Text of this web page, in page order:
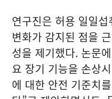
연구진은 허용 일일
변화가 감지된 점을
성을 제기했다. 논문
요 장기 기능을 손상
에 대한 안전 기준치